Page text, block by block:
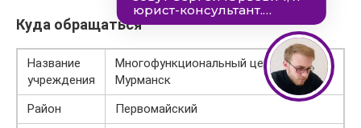
Куда обращаться
Название
учреждения
Многофункциональный центр —
Мурманск
Район
Первомайский